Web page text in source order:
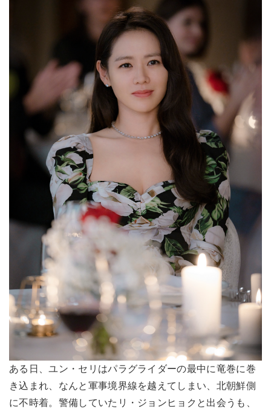
ある日、ユン・セリはパラグライダーの最中に竜巻に巻
き込まれ、なんと軍事境界線を越えてしまい、北朝鮮側
に不時着。警備していたリ・ジョンヒョクと出会うも、